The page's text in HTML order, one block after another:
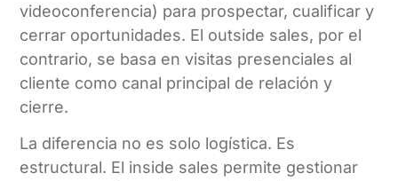
videoconferencia) para prospectar, cualificar y
cerrar oportunidades. El outside sales, por el
contrario, se basa en visitas presenciales al
cliente como canal principal de relación y
cierre.
La diferencia no es solo logística. Es
estructural. El inside sales permite gestionar